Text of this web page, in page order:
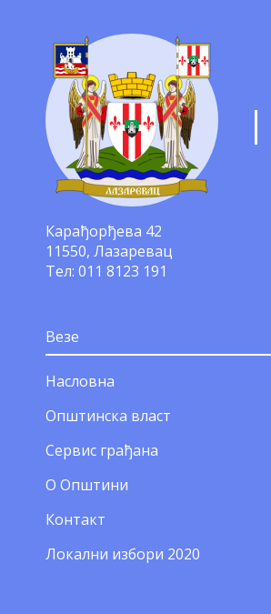
Карађорђева 42
11550, Лазаревац
Тел: 011 8123 191
Везе
Насловна
Општинска власт
Сервис грађана
О Општини
Контакт
Локални избори 2020